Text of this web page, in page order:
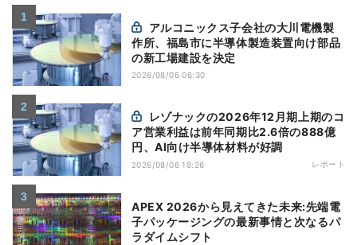
作所、福島市に半導体製造装置向け部品
の新工場建設を決定
2026/08/06 06:30
ア営業利益は前年同期比2.6倍の888億
円、AI向け半導体材料が好調
2026/08/06 18:26 レポート
APEX 2026から見えてきた未来:先端電
子パッケージングの最新事情と次なるパ
ラダイムシフト